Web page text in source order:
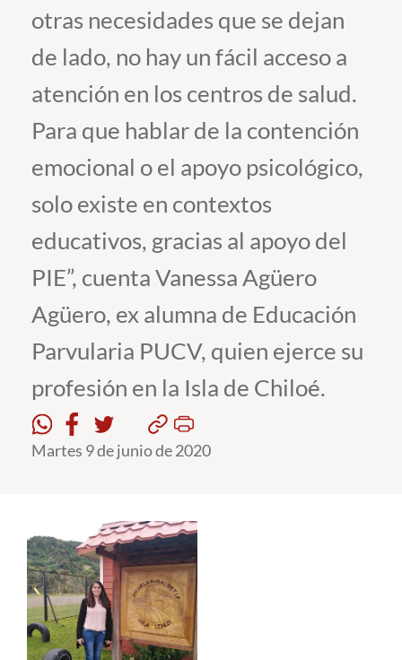
otras necesidades que se dejan
de lado, no hay un fácil acceso a
atención en los centros de salud.
Para que hablar de la contención
emocional o el apoyo psicológico,
solo existe en contextos
educativos, gracias al apoyo del
PIE”, cuenta Vanessa Agüero
Agüero, ex alumna de Educación
Parvularia PUCV, quien ejerce su
profesión en la Isla de Chiloé.
Martes 9 de junio de 2020